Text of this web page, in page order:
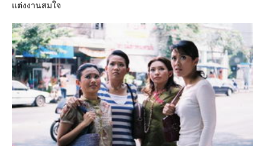
ต่งงานสมใจ